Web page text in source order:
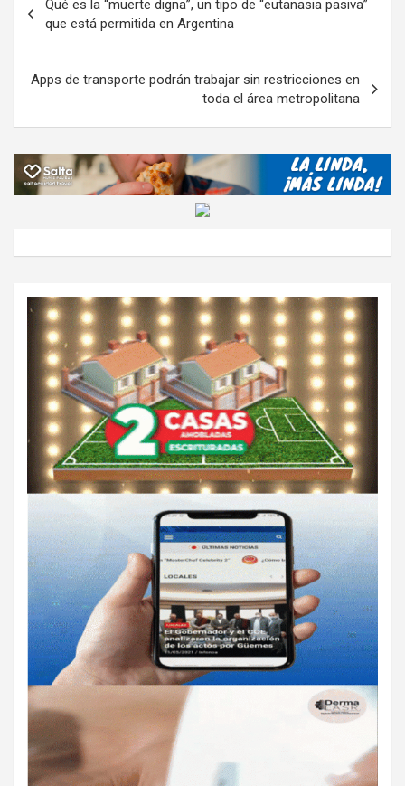
o
k
p
p
m
M
ail
er
ar
tir
de
entradas
Qué es la “muerte digna”, un tipo de “eutanasia pasiva”
que está permitida en Argentina
Apps de transporte podrán trabajar sin restricciones en
toda el área metropolitana